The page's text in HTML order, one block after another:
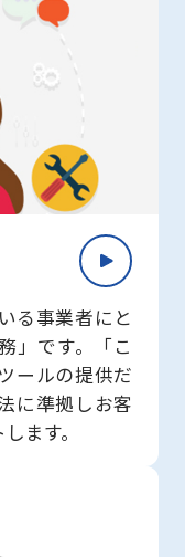
る事業者にと
」です。「こ
ールの提供だ
に準拠しお客
ます。